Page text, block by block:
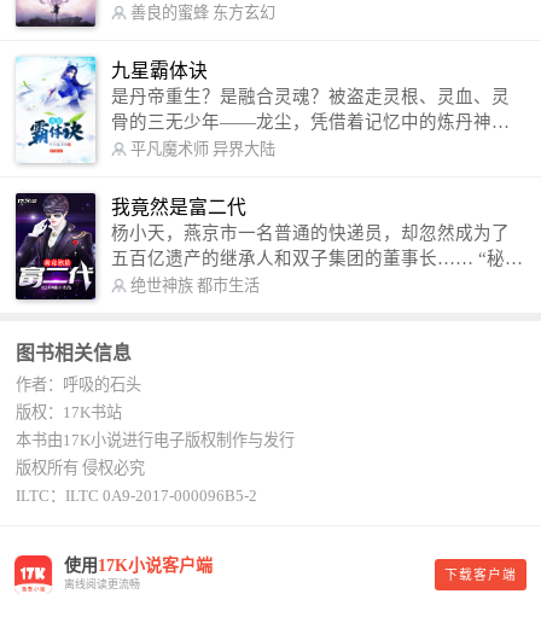
军。 我是谁？天下众生视我为修罗，却不知，我以
信公众号：善良的蜜蜂后援会）
善良的蜜蜂 东方玄幻
九星霸体诀
是丹帝重生？是融合灵魂？被盗走灵根、灵血、灵
骨的三无少年——龙尘，凭借着记忆中的炼丹神
术，修行神秘功法九星霸体诀，拨开重重迷雾，解
勾搭各色美女，镇压恶鬼邪神。 江湖传闻：龙
尘一到，地吼天啸。龙尘一出，鬼泣神哭。 本
故事纯属虚构，如有雷同，那就是真事儿，想要对
号入座，抓紧时间进群：487963015 微信公众号：
平凡魔术师,或者搜索：pingfanmoshushi1982,公众
平凡魔术师 异界大陆
我竟然是富二代
杨小天，燕京市一名普通的快递员，却忽然成为了
五百亿遗产的继承人和双子集团的董事长…… “秘
书，给我定制一套百亿富翁的吃喝住行标准！” “好
呢？” “回杨总，开车太堵，已经给你安排了直升
机。” 从此，开启杨小天的百亿富翁之旅，只有他不
敢想的，没有秘书办不到的。
绝世神族 都市生活
图书相关信息
作者：呼吸的石头
版权：17K书站
本书由17K小说进行电子版权制作与发行
版权所有 侵权必究
ILTC：ILTC 0A9-2017-000096B5-2
使用 17K小说客户端
离线阅读更流畅
下载客户端